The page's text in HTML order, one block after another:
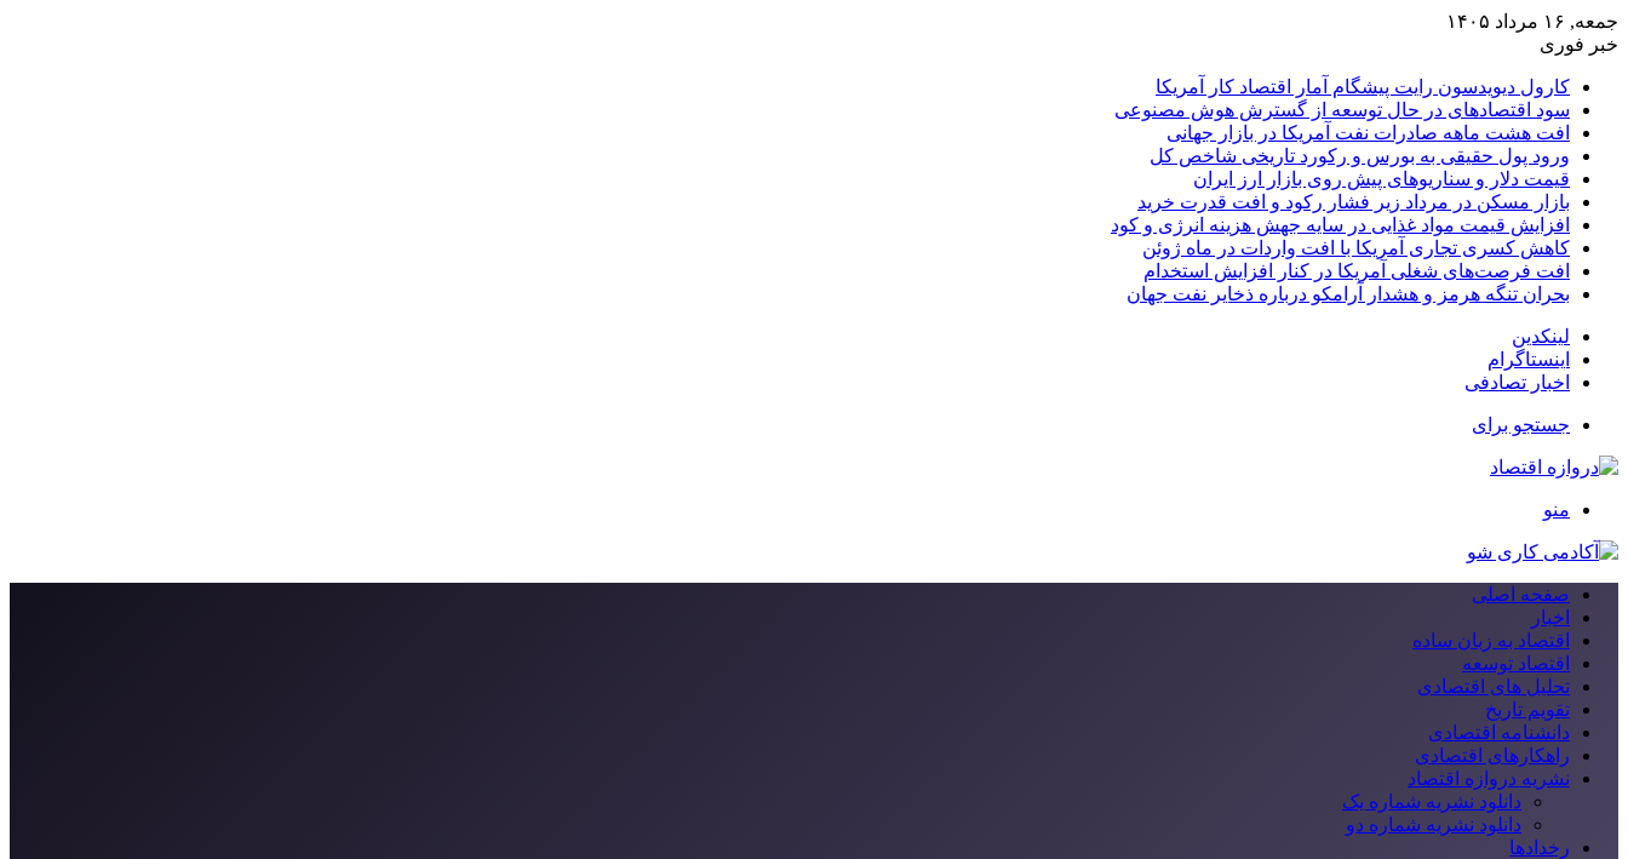
جمعه, ۱۶ مرداد ۱۴۰۵
خبر فوری
کارول دیویدسون رایت پیشگام آمار اقتصاد کار آمریکا
سود اقتصادهای در حال توسعه از گسترش هوش مصنوعی
افت هشت ماهه صادرات نفت آمریکا در بازار جهانی
ورود پول حقیقی به بورس و رکورد تاریخی شاخص کل
قیمت دلار و سناریوهای پیش روی بازار ارز ایران
بازار مسکن در مرداد زیر فشار رکود و افت قدرت خرید
افزایش قیمت مواد غذایی در سایه جهش هزینه انرژی و کود
کاهش کسری تجاری آمریکا با افت واردات در ماه ژوئن
افت فرصت‌های شغلی آمریکا در کنار افزایش استخدام
بحران تنگه هرمز و هشدار آرامکو درباره ذخایر نفت جهان
لینکدین
اینستاگرام
اخبار تصادفی
جستجو برای
منو
صفحه اصلی
اخبار
اقتصاد به زبان ساده
اقتصاد توسعه
تحلیل های اقتصادی
تقویم تاریخ
دانشنامه اقتصادی
راهکارهای اقتصادی
نشریه دروازه اقتصاد
دانلود نشریه شماره یک
دانلود نشریه شماره دو
رخدادها